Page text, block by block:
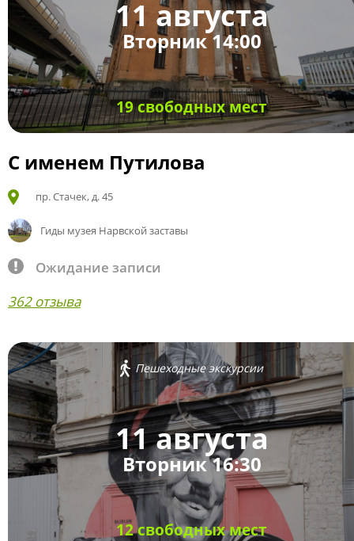
11 августа
Вторник 14:00
19 свободных мест
С именем Путилова
пр. Стачек, д. 45
Гиды музея Нарвской заставы
Ожидание записи
362 отзыва
Пешеходные экскурсии
11 августа
Вторник 16:30
12 свободных мест